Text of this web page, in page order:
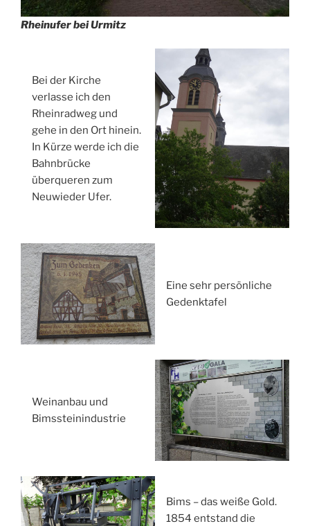
Rheinufer bei Urmitz
Bei der Kirche
verlasse ich den
Rheinradweg und
gehe in den Ort hinein.
In Kürze werde ich die
Bahnbrücke
überqueren zum
Neuwieder Ufer.
Eine sehr persönliche
Gedenktafel
Weinanbau und
Bimssteinindustrie
Bims – das weiße Gold.
1854 entstand die